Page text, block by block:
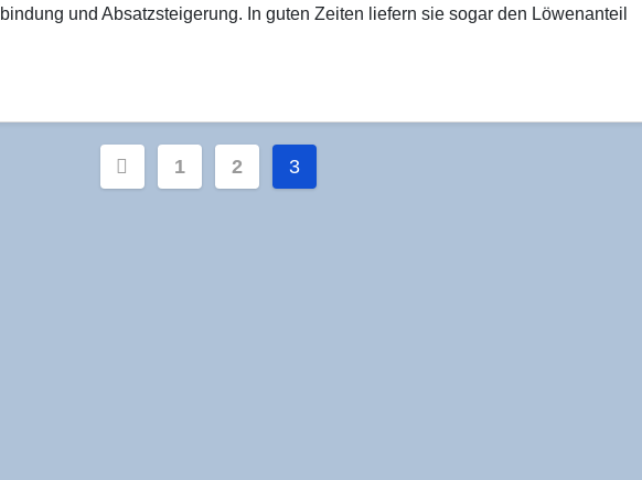
und Absatzsteigerung. In guten Zeiten liefern sie sogar den Löwenanteil
Seitennummerierung
der
1 2 3